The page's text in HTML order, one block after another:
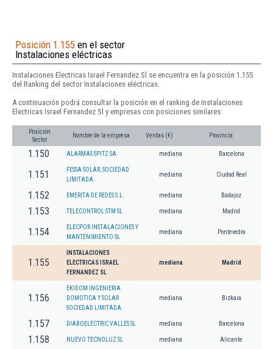
Posición 1.155 en el sector
Instalaciones eléctricas
Instalaciones Electricas Israel Fernandez Sl se encuentra en la posición 1.155
del Ranking del sector Instalaciones eléctricas.
A continuación podrá consultar la posición en el ranking de Instalaciones
Electricas Israel Fernandez Sl y empresas con posiciones similares:
Posición
Sector
Nombre de la empresa Ventas (€) Provincia
1.150 ALARMAS SPITZ SA mediana Barcelona
1.151
FESSA SOLAR, SOCIEDAD
LIMITADA.
mediana Ciudad Real
1.152 EMERITA DE REDES S.L. mediana Badajoz
1.153 TELECONTROL STM SL mediana Madrid
1.154
ELECPOR INSTALACIONES Y
MANTENIMIENTO SL
mediana Pontevedra
1.155
INSTALACIONES
ELECTRICAS ISRAEL
FERNANDEZ SL
mediana Madrid
1.156
EKIDOM INGENIERIA
DOMOTICA Y SOLAR
SOCIEDAD LIMITADA.
mediana Bizkaia
1.157 DIABOELECTRIC VALLES SL mediana Barcelona
1.158 NUEVO TECNOLUZ SL mediana Alicante